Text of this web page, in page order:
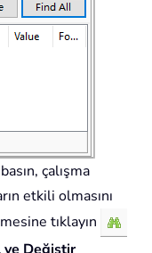
çalışma
etkili olmasını
tıklayın